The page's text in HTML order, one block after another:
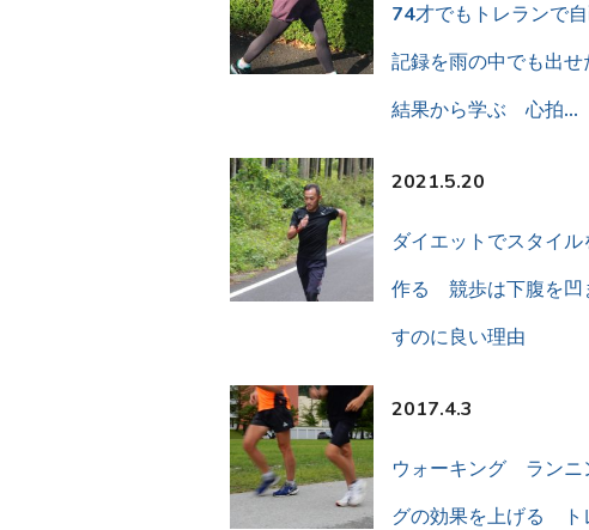
74才でもトレランで
記録を雨の中でも出せ
結果から学ぶ 心拍…
2021.5.20
ダイエットでスタイル
作る 競歩は下腹を凹
すのに良い理由
2017.4.3
ウォーキング ランニ
グの効果を上げる ト